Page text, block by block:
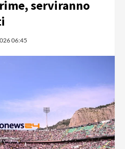
serviranno
06:45